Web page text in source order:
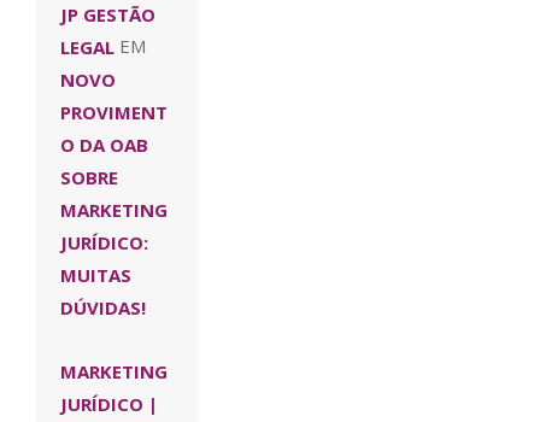
JP GESTÃO
LEGAL EM
NOVO
PROVIMENT
O DA OAB
SOBRE
MARKETING
JURÍDICO:
MUITAS
DÚVIDAS!
MARKETING
JURÍDICO |